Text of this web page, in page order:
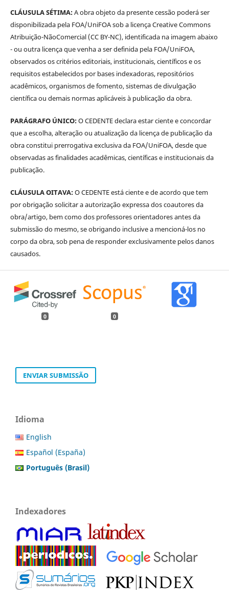
CLÁUSULA SÉTIMA:A obra objeto da presente cessão poderá ser
disponibilizada pela FOA/UniFOA sob a licença Creative Commons
Atribuição-NãoComercial (CC BY-NC), identificada na imagem abaixo
- ou outra licença que venha a ser definida pela FOA/UniFOA,
observados os critérios editoriais, institucionais, científicos e os
requisitos estabelecidos por bases indexadoras, repositórios
acadêmicos, organismos de fomento, sistemas de divulgação
científica ou demais normas aplicáveis à publicação da obra.
PARÁGRAFO ÚNICO:O CEDENTE declara estar ciente e concordar
que a escolha, alteração ou atualização da licença de publicação da
obra constitui prerrogativa exclusiva da FOA/UniFOA, desde que
observadas as finalidades acadêmicas, científicas e institucionais da
publicação.
CLÁUSULA OITAVA:O CEDENTE está ciente e de acordo que tem
por obrigação solicitar a autorização expressa dos coautores da
obra/artigo, bem como dos professores orientadores antes da
submissão do mesmo, se obrigando inclusive a mencioná-los no
corpo da obra, sob pena de responder exclusivamente pelos danos
causados.
0 0
ENVIAR SUBMISSÃO
Idioma
English
Español (España)
Português (Brasil)
Indexadores